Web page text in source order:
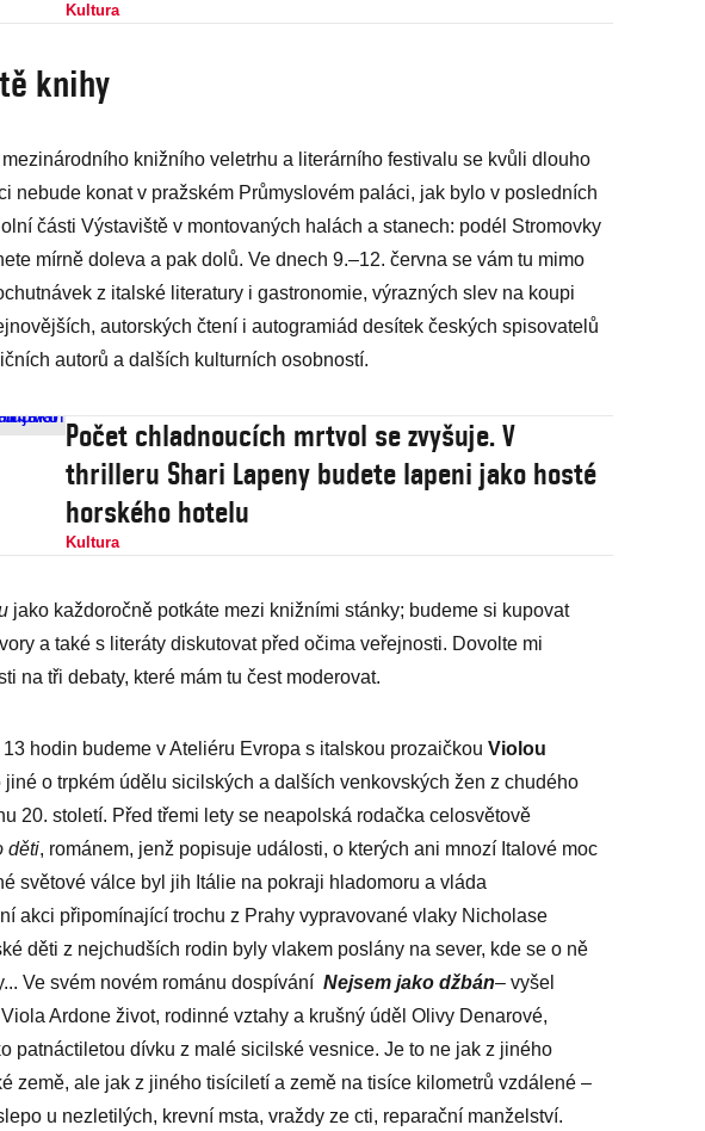
Kultura
knihy
knižního veletrhu a literárního festivalu se kvůli dlouho
nebude konat v pražském Průmyslovém paláci, jak bylo v posledních
části Výstaviště v montovaných halách a stanech: podél Stromovky
mírně doleva a pak dolů. Ve dnech 9.–12. června se vám tu mimo
z italské literatury i gastronomie, výrazných slev na koupi
autorských čtení i autogramiád desítek českých spisovatelů
autorů a dalších kulturních osobností.
Počet chladnoucích mrtvol se zvyšuje. V
thrilleru Shari Lapeny budete lapeni jako hosté
horského hotelu
Kultura
jako každoročně potkáte mezi knižními stánky; budeme si kupovat
a také s literáty diskutovat před očima veřejnosti. Dovolte mi
na tři debaty, které mám tu čest moderovat.
hodin budeme v Ateliéru Evropa s italskou prozaičkou Violou
jiné o trpkém údělu sicilských a dalších venkovských žen z chudého
20. století. Před třemi lety se neapolská rodačka celosvětově
děti, románem, jenž popisuje události, o kterých ani mnozí Italové moc
světové válce byl jih Itálie na pokraji hladomoru a vláda
akci připomínající trochu z Prahy vypravované vlaky Nicholase
děti z nejchudších rodin byly vlakem poslány na sever, kde se o ně
Ve svém novém románu dospívání Nejsem jako džbán– vyšel
Ardone život, rodinné vztahy a krušný úděl Olivy Denarové,
patnáctiletou dívku z malé sicilské vesnice. Je to ne jak z jiného
země, ale jak z jiného tisíciletí a země na tisíce kilometrů vzdálené –
u nezletilých, krevní msta, vraždy ze cti, reparační manželství.